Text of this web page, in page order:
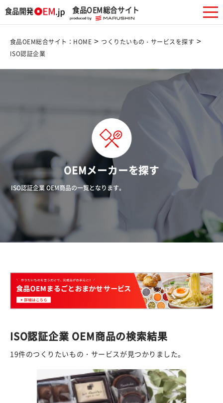
食品OEM総合サイト
食品OEM総合サイト：HOME > つくりたいもの・サービスを探す >
ISO認証企業
OEMメーカーを探す
ISO認証企業 OEM商品の一覧となります。
ISO認証企業 OEM商品の検索結果
19件のつくりたいもの・サービスが見つかりました。